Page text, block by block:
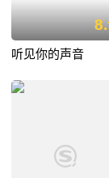
8.
听见你的声音